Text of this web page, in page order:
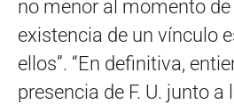
no menor al momento
existencia de un vínculo
ellos”. “En definitiva,
presencia de F. U. junto